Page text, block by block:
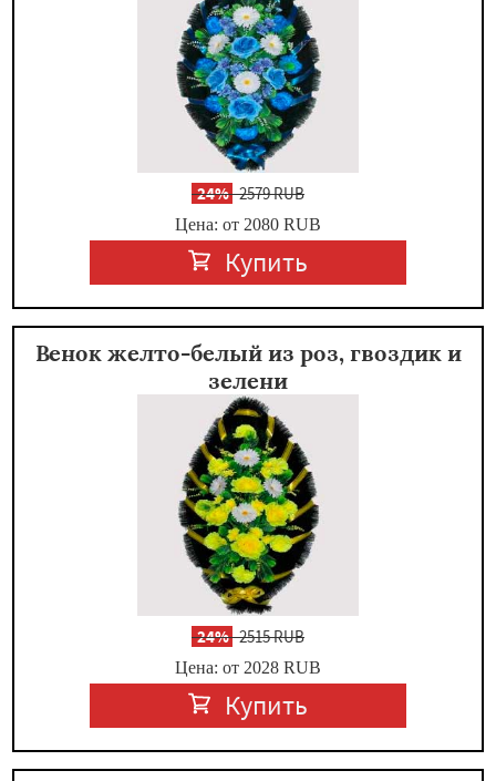
-24%2579 RUB
Цена: от 2080 RUB
Купить
Венок желто-белый из роз, гвоздик и
зелени
-24%2515 RUB
Цена: от 2028 RUB
Купить